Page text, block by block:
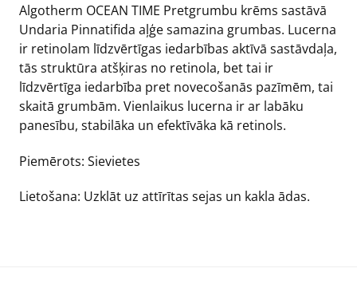
Algotherm OCEAN TIME Pretgrumbu krēms sastāvā
Undaria Pinnatifida aļģe samazina grumbas. Lucerna
ir retinolam līdzvērtīgas iedarbības aktīvā sastāvdaļa,
tās struktūra atšķiras no retinola, bet tai ir
līdzvērtīga iedarbība pret novecošanās pazīmēm, tai
skaitā grumbām. Vienlaikus lucerna ir ar labāku
panesību, stabilāka un efektīvāka kā retinols.
Piemērots: Sievietes
Lietošana: Uzklāt uz attīrītas sejas un kakla ādas.